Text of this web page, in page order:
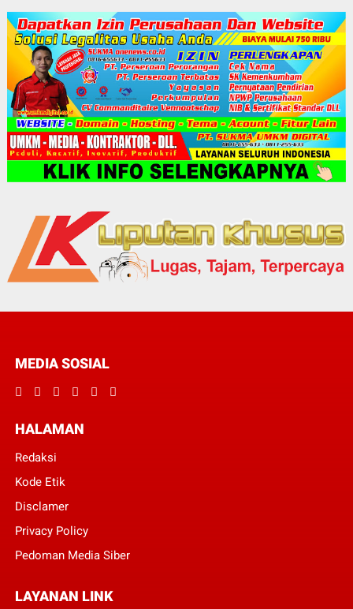
MEDIA SOSIAL
HALAMAN
Redaksi
Kode Etik
Disclamer
Privacy Policy
Pedoman Media Siber
LAYANAN LINK